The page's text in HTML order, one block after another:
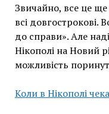
Звичайно, все це ще
всі довгострокові.
до справи». Але
Нікополі на Новий
можливість
Коли в Нікополі